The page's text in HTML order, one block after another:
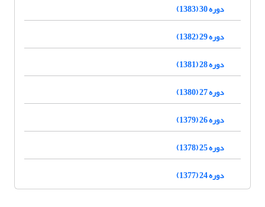
دوره 30 (1383)
دوره 29 (1382)
دوره 28 (1381)
دوره 27 (1380)
دوره 26 (1379)
دوره 25 (1378)
دوره 24 (1377)